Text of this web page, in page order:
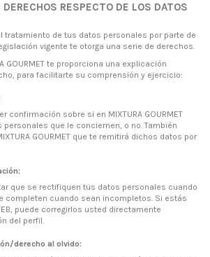
RESPECTO DE LOS DATOS
tratamiento de tus datos personales por parte de
legislación vigente te otorga una serie de derechos.
GOURMET te proporciona una explicación
para facilitarte su comprensión y ejercicio:
confirmación sobre si en MIXTURA GOURMET
que le conciernen, o no. También
GOURMET que te remitirá dichos datos por
que se rectifiquen tus datos personales cuando
completen cuando sean incompletos. Si estás
puede corregirlos usted directamente
del perfil.
derecho al olvido: